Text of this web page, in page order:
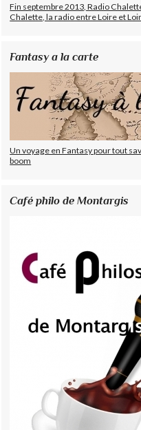
Fin septembre 2013, Radio
Chalette, la radio entre Loire et
Fantasy a la carte
Un voyage en Fantasy pour tout
boom
Café philo de Montargis